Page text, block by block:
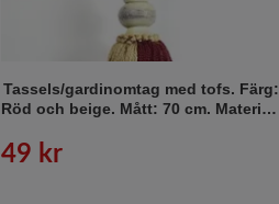
Tassels/gardinomtag med tofs. Färg:
Röd och beige. Mått: 70 cm. Material:
49 kr